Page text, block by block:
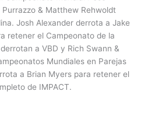
& Matthew Rehwoldt
Josh Alexander derrota a Jake
retener el Campeonato de la
a VBD y Rich Swann &
Mundiales en Parejas
a Brian Myers para retener el
de IMPACT.